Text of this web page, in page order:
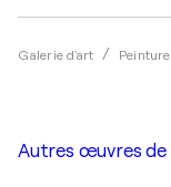
Galerie d'art Peinture
Autres œuvres de